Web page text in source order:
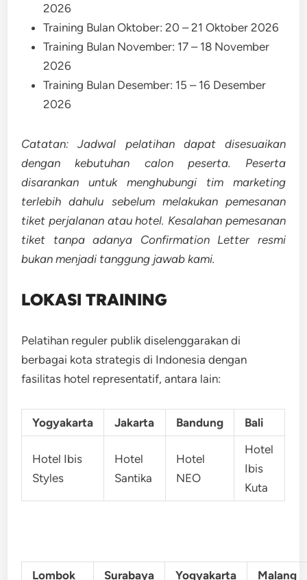
2026
Training Bulan Oktober: 20 – 21 Oktober 2026
Training Bulan November: 17 – 18 November
2026
Training Bulan Desember: 15 – 16 Desember
2026
Catatan: Jadwal pelatihan dapat disesuaikan
dengan kebutuhan calon peserta. Peserta
disarankan untuk menghubungi tim marketing
terlebih dahulu sebelum melakukan pemesanan
tiket perjalanan atau hotel. Kesalahan pemesanan
tiket tanpa adanya Confirmation Letter resmi
bukan menjadi tanggung jawab kami.
LOKASI TRAINING
Pelatihan reguler publik diselenggarakan di
berbagai kota strategis di Indonesia dengan
fasilitas hotel representatif, antara lain:
Yogyakarta Jakarta Bandung Bali
Hotel Ibis
Styles
Hotel
Santika
Hotel
NEO
Hotel
Ibis
Kuta
Lombok Surabaya Yogyakarta Malang